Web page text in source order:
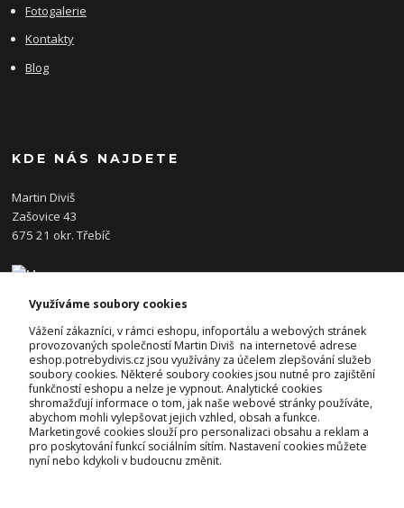
Fotogalerie
Kontakty
Blog
KDE NÁS NAJDETE
Martin Diviš
Zašovice 43
675 21 okr. Třebíč
KONTAKTY
Josef Diviš
+420 728 382 742
(Po-Pá, 7-17hod.)
prodejna@potrebydivis.cz
Využíváme soubory cookies
Vážení zákazníci, v rámci eshopu, infoportálu a webových stránek
provozovaných společností Martin Diviš na internetové adrese
eshop.potrebydivis.cz jsou využívány za účelem zlepšování služeb
soubory cookies. Některé soubory cookies jsou nutné pro zajištění
funkčností eshopu a nelze je vypnout. Analytické cookies
shromažďují informace o tom, jak naše webové stránky používáte,
abychom mohli vylepšovat jejich vzhled, obsah a funkce.
Marketingové cookies slouží pro personalizaci obsahu a reklam a
pro poskytování funkcí sociálním sítím. Nastavení cookies můžete
nyní nebo kdykoli v budoucnu změnit.